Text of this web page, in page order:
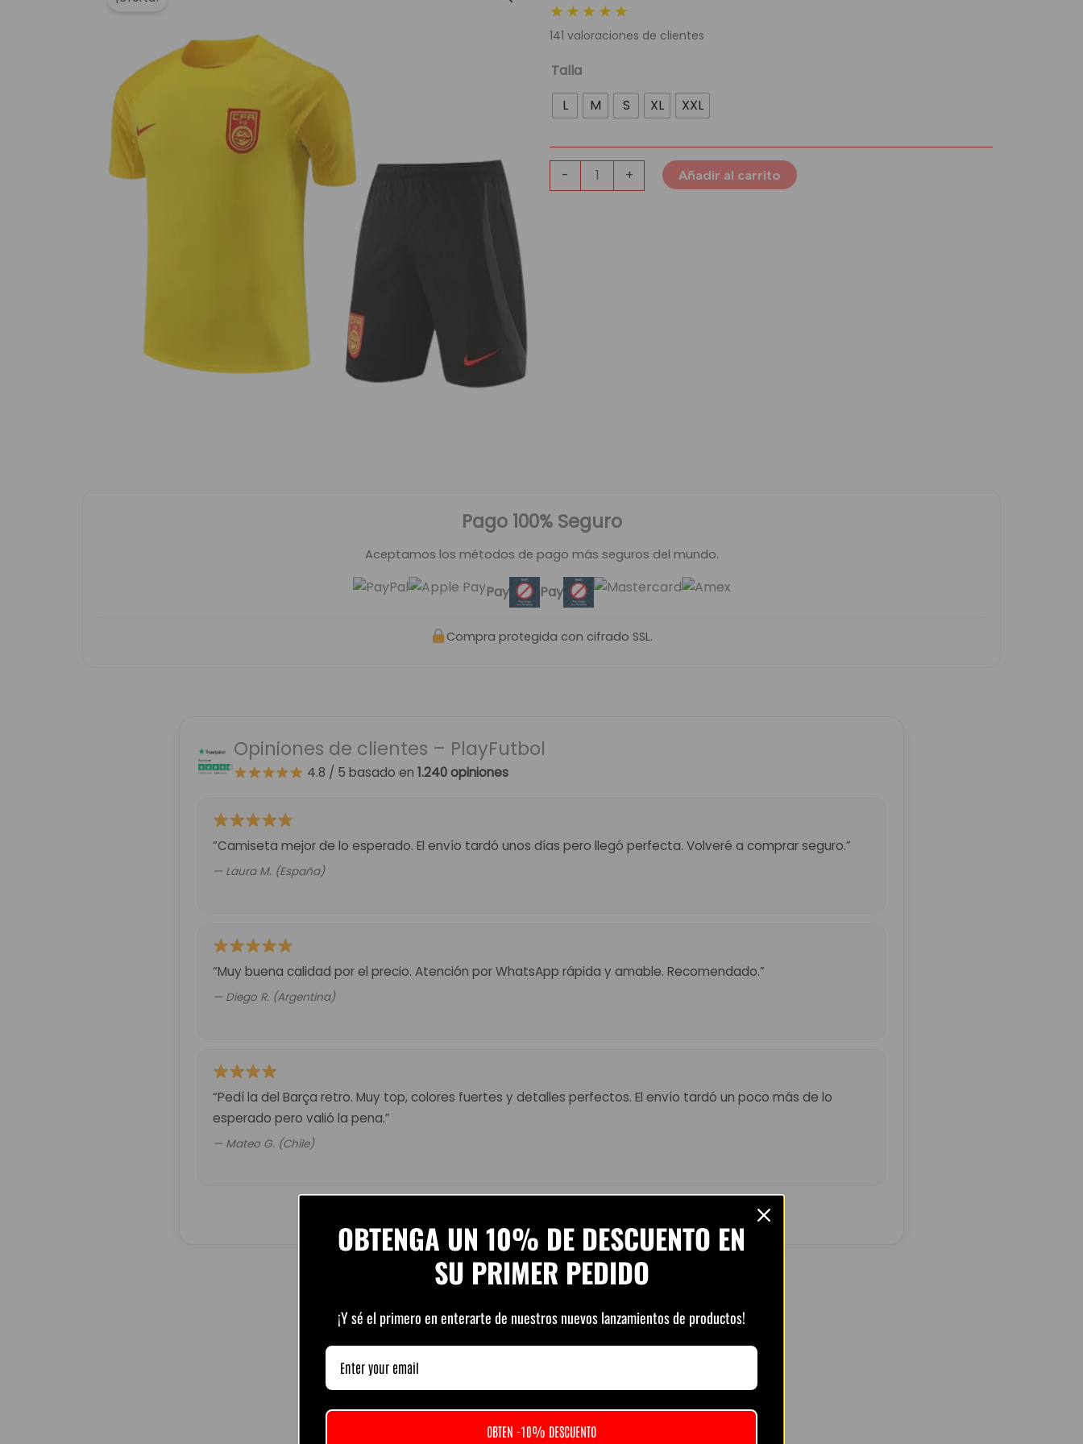
original
era:
es:
★★★★★
141 valoraciones de clientes
Talla
L
M S XL XXL
-
Conjunto
de
Entrenamiento
China
cantidad
+ Añadir al carrito
Pago 100% Seguro
Aceptamos los métodos de pago más seguros del mundo.
Pay Pay
Compra protegida con cifrado SSL.
Opiniones de clientes – PlayFutbol
4.8 / 5 basado en 1.240 opiniones
“Camiseta mejor de lo esperado. El envío tardó unos días pero llegó perfecta. Volveré a comprar seguro.”
— Laura M. (España)
“Muy buena calidad por el precio. Atención por WhatsApp rápida y amable. Recomendado.”
— Diego R. (Argentina)
“Pedí la del Barça retro. Muy top, colores fuertes y detalles perfectos. El envío tardó un poco más de lo
esperado pero valió la pena.”
— Mateo G. (Chile)
Related Products
OBTENGA UN 10% DE DESCUENTO EN
SU PRIMER PEDIDO
¡Y sé el primero en enterarte de nuestros nuevos lanzamientos de productos!
OBTEN -10% DESCUENTO